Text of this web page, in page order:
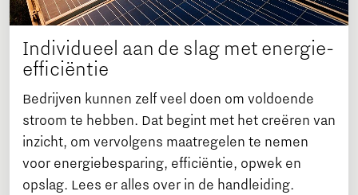
Individueel aan de slag met energie-
efficiëntie
Bedrijven kunnen zelf veel doen om voldoende
stroom te hebben. Dat begint met het creëren van
inzicht, om vervolgens maatregelen te nemen
voor energiebesparing, efficiëntie, opwek en
opslag. Lees er alles over in de handleiding.